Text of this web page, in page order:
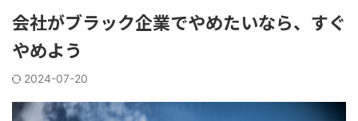
会社がブラック企業でやめたいなら、すぐ
やめよう
2024-07-20